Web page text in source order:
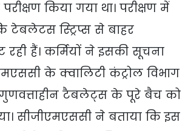
किया गया था। परीक्षण में
टेबलेटस स्ट्रिप्स से बाहर
रही हैं। कर्मियों ने इसकी सूचना
के क्वालिटी कंट्रोल विभाग
टैबलेट्स के पूरे बैच को
सीजीएमएससी ने बताया कि इस